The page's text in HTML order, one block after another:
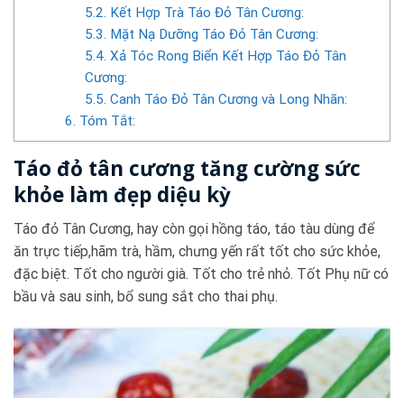
5.2. Kết Hợp Trà Táo Đỏ Tân Cương:
5.3. Mặt Nạ Dưỡng Táo Đỏ Tân Cương:
5.4. Xả Tóc Rong Biển Kết Hợp Táo Đỏ Tân
Cương:
5.5. Canh Táo Đỏ Tân Cương và Long Nhãn:
6. Tóm Tắt:
Táo đỏ tân cương tăng cường sức
khỏe làm đẹp diệu kỳ
Táo đỏ Tân Cương, hay còn gọi hồng táo, táo tàu dùng để
ăn trực tiếp,hãm trà, hầm, chưng yến rất tốt cho sức khỏe,
đặc biệt. Tốt cho người già. Tốt cho trẻ nhỏ. Tốt Phụ nữ có
bầu và sau sinh, bổ sung sắt cho thai phụ.